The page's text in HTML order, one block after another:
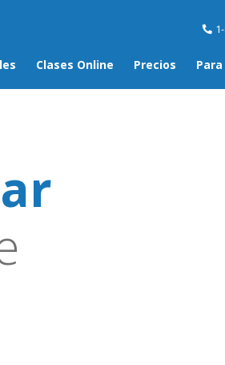
Clases Online Precios